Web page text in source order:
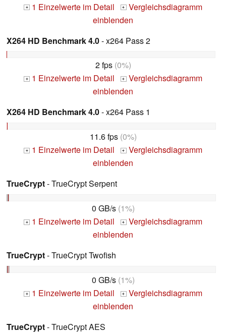
+ 1 Einzelwerte im Detail + Vergleichsdiagramm
einblenden
X264 HD Benchmark 4.0- x264 Pass 2
2 fps(0%)
+ 1 Einzelwerte im Detail + Vergleichsdiagramm
einblenden
X264 HD Benchmark 4.0- x264 Pass 1
11.6 fps(0%)
+ 1 Einzelwerte im Detail + Vergleichsdiagramm
einblenden
TrueCrypt- TrueCrypt Serpent
0 GB/s(1%)
+ 1 Einzelwerte im Detail + Vergleichsdiagramm
einblenden
TrueCrypt- TrueCrypt Twofish
0 GB/s(1%)
+ 1 Einzelwerte im Detail + Vergleichsdiagramm
einblenden
TrueCrypt- TrueCrypt AES